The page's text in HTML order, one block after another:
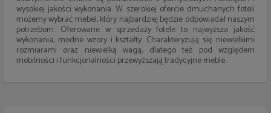
wysokiej jakości wykonania. W szerokiej ofercie dmuchanych foteli
możemy wybrać mebel, który najbardziej będzie odpowiadał naszym
potrzebom. Oferowane w sprzedaży fotele to najwyższa jakość
wykonania, modne wzory i kształty. Charakteryzują się niewielkimi
rozmiarami oraz niewielką wagą, dlatego też pod względem
mobilności i funkcjonalności przewyższają tradycyjne meble.